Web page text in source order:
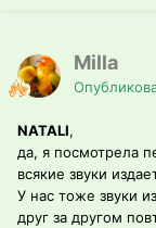
Milla
NATALI,
да, я посмотрела
всякие звуки
У нас тоже звуки
друг за другом